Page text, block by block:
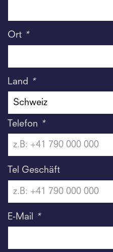
Ort *
Land *
Telefon *
Tel Geschäft
E-Mail *